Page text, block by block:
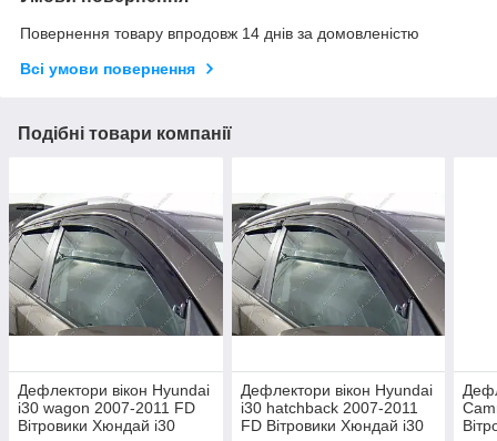
Повернення товару впродовж 14 днів за домовленістю
Всі умови повернення
Подібні товари компанії
Дефлектори вікон Hyundai
i30 wagon 2007-2011 FD
Вітровики Хюндай і30
Дефлектори вікон Hyundai
i30 hatchback 2007-2011
FD Вітровики Хюндай і30